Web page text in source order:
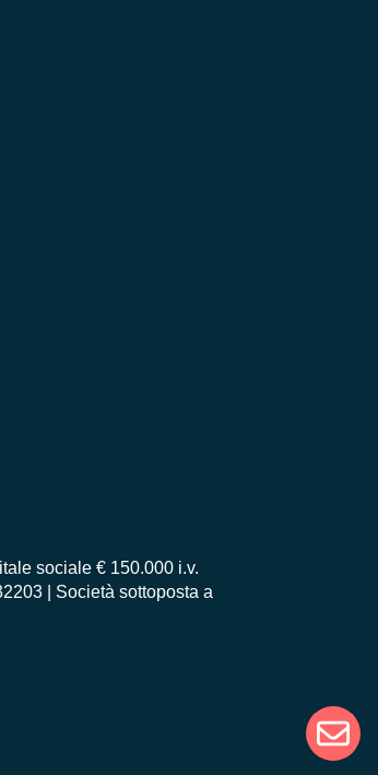
sociale € 150.000 i.v.
| Società sottoposta a